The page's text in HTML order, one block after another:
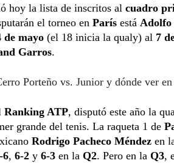
hoy la lista de inscritos al cuadro
el torneo en París está Adolfo
de mayo (el 18 inicia la qualy) al 7
Garros.
Porteño vs. Junior y dónde ver
Ranking ATP, disputó este año la
grande del tenis. La raqueta 1 de
Rodrigo Pacheco Méndez en
6, 6-2 y 6-3 en la Q2. Pero en la Q3,